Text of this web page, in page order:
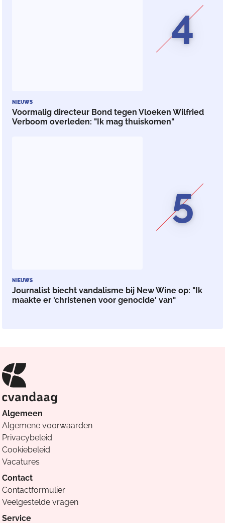
4
NIEUWS
Voormalig directeur Bond tegen Vloeken Wilfried
Verboom overleden: "Ik mag thuiskomen"
5
NIEUWS
Journalist biecht vandalisme bij New Wine op: "Ik
maakte er 'christenen voor genocide' van"
Algemeen
Algemene voorwaarden
Privacybeleid
Cookiebeleid
Vacatures
Contact
Contactformulier
Veelgestelde vragen
Service